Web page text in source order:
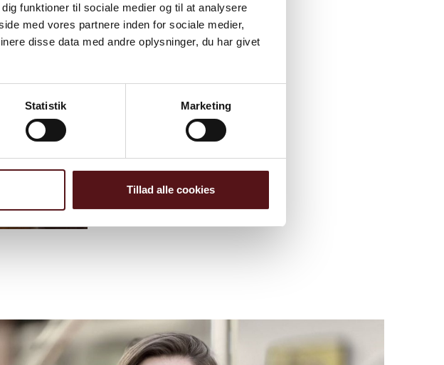
funktioner til sociale medier og til at analysere
med vores partnere inden for sociale medier,
disse data med andre oplysninger, du har givet
Statistik Marketing
Tillad alle cookies